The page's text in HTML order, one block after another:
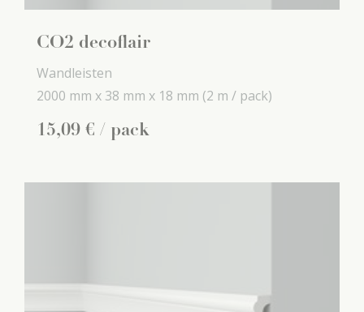
CO2 decoflair
Wandleisten
2000 mm x 38 mm x 18 mm (2 m / pack)
15,09 € / pack